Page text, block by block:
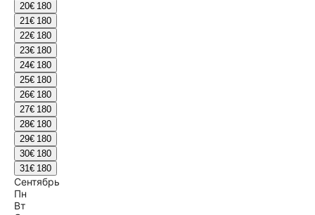
20€ 180
21€ 180
22€ 180
23€ 180
24€ 180
25€ 180
26€ 180
27€ 180
28€ 180
29€ 180
30€ 180
31€ 180
Сентябрь
Пн
Вт